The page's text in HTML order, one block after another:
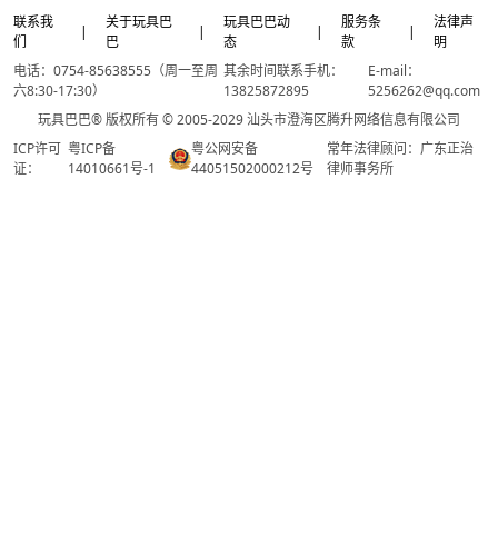
联系我
们
|
关于玩具巴
巴
|
玩具巴巴动
态
|
服务条
款
|
法律声
明
电话：0754-85638555（周一至周
六8:30-17:30）
其余时间联系手机：
13825872895
E-mail：
5256262@qq.com
玩具巴巴® 版权所有 © 2005-2029 汕头市澄海区腾升网络信息有限公司
ICP许可
证：
粤ICP备
14010661号-1
粤公网安备
44051502000212号
常年法律顾问：广东正治
律师事务所